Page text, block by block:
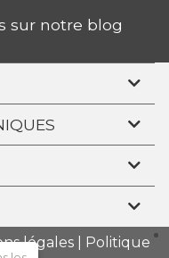
sur notre blog
légales
Politique